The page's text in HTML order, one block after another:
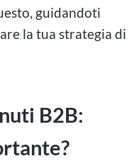
guidandoti
la tua strategia di
B2B: